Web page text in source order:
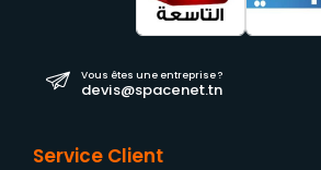
Vous êtes une entreprise ?
devis@spacenet.tn
Service Client